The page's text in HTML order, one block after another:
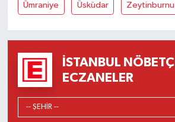
Ümraniye Üsküdar Zeytinburnu
İSTANBUL NÖBETÇI
ECZANELER